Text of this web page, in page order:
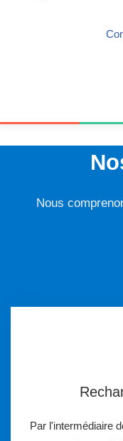
Nous
Par l'intermédiaire